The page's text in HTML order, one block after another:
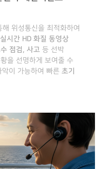
해 위성통신을 최적화하여
실시간 HD 화질 동영상
점검, 사고 등 선박
을 선명하게 보여줄 수
이 가능하여 빠른 초기